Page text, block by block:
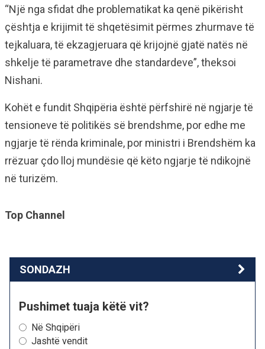
“Një nga sfidat dhe problematikat ka qenë pikërisht
çështja e krijimit të shqetësimit përmes zhurmave të
tejkaluara, të ekzagjeruara që krijojnë gjatë natës në
shkelje të parametrave dhe standardeve”, theksoi
Nishani.
Kohët e fundit Shqipëria është përfshirë në ngjarje të
tensioneve të politikës së brendshme, por edhe me
ngjarje të rënda kriminale, por ministri i Brendshëm ka
rrëzuar çdo lloj mundësie që këto ngjarje të ndikojnë
në turizëm.
Top Channel
SONDAZH
Pushimet tuaja këtë vit?
Në Shqipëri
Jashtë vendit